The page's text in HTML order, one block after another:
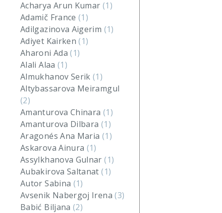
Acharya Arun Kumar (1)
Adamič France(1)
Adilgazinova Aigerim (1)
Adiyet Kairken(1)
Aharoni Ada(1)
Alali Alaa (1)
Almukhanov Serik(1)
Altybassarova Meiramgul
(2)
Amanturova Chinara (1)
Amanturova Dilbara (1)
Aragonés Ana Maria (1)
Askarova Ainura (1)
Assylkhanova Gulnar(1)
Aubakirova Saltanat(1)
Autor Sabina (1)
Avsenik Nabergoj Irena(3)
Babić Biljana(2)